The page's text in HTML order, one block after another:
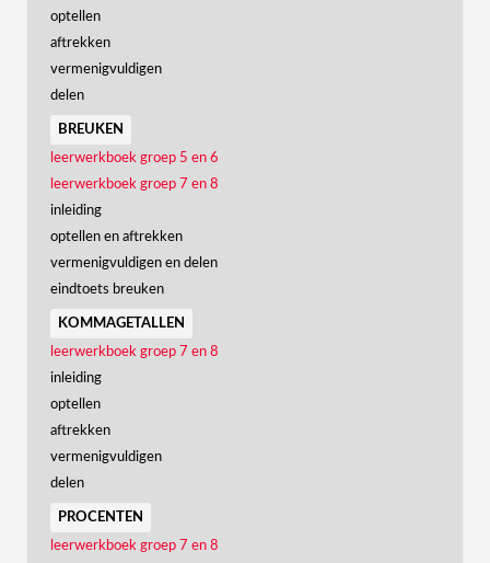
optellen
aftrekken
vermenigvuldigen
delen
breuken
leerwerkboek groep 5 en 6
leerwerkboek groep 7 en 8
inleiding
optellen en aftrekken
vermenigvuldigen en delen
eindtoets breuken
kommagetallen
leerwerkboek groep 7 en 8
inleiding
optellen
aftrekken
vermenigvuldigen
delen
procenten
leerwerkboek groep 7 en 8